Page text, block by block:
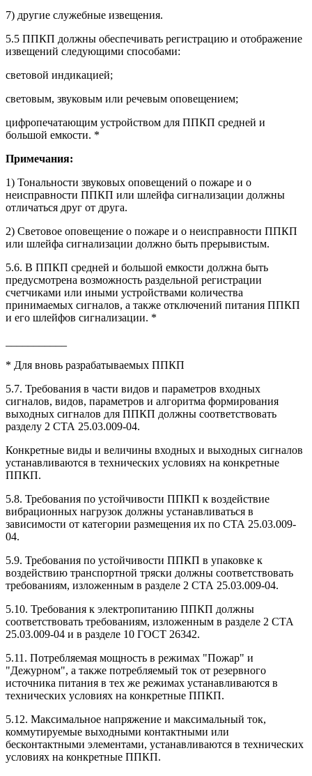
7) другие служебные извещения.
5.5 ППКП должны обеспечивать регистрацию и отображение
извещений следующими способами:
световой индикацией;
световым, звуковым или речевым оповещением;
цифропечатающим устройством для ППКП средней и
большой емкости. *
Примечания:
1) Тональности звуковых оповещений о пожаре и о
неисправности ППКП или шлейфа сигнализации должны
отличаться друг от друга.
2) Световое оповещение о пожаре и о неисправности ППКП
или шлейфа сигнализации должно быть прерывистым.
5.6. В ППКП средней и большой емкости должна быть
предусмотрена возможность раздельной регистрации
счетчиками или иными устройствами количества
принимаемых сигналов, а также отключений питания ППКП
и его шлейфов сигнализации. *
* Для вновь разрабатываемых ППКП
5.7. Требования в части видов и параметров входных
сигналов, видов, параметров и алгоритма формирования
выходных сигналов для ППКП должны соответствовать
разделу 2 СТА 25.03.009-04.
Конкретные виды и величины входных и выходных сигналов
устанавливаются в технических условиях на конкретные
ППКП.
5.8. Требования по устойчивости ППКП к воздействие
вибрационных нагрузок должны устанавливаться в
зависимости от категории размещения их по СТА 25.03.009-
04.
5.9. Требования по устойчивости ППКП в упаковке к
воздействию транспортной тряски должны соответствовать
требованиям, изложенным в разделе 2 СТА 25.03.009-04.
5.10. Требования к электропитанию ППКП должны
соответствовать требованиям, изложенным в разделе 2 СТА
25.03.009-04 и в разделе 10 ГОСТ 26342.
5.11. Потребляемая мощность в режимах "Пожар" и
"Дежурном", а также потребляемый ток от резервного
источника питания в тех же режимах устанавливаются в
технических условиях на конкретные ППКП.
5.12. Максимальное напряжение и максимальный ток,
коммутируемые выходными контактными или
бесконтактными элементами, устанавливаются в технических
условиях на конкретные ППКП.